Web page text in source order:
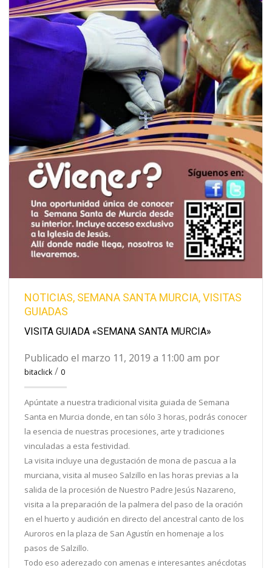
NOTICIAS, SEMANA SANTA MURCIA,VISITAS
GUIADAS
VISITA GUIADA «SEMANA SANTA MURCIA»
Publicado el marzo 11, 2019 a 11:00 am por
bitaclick / 0
Apúntate a nuestra tradicional visita guiada de Semana
Santa en Murcia donde, en tan sólo 3 horas, podrás conocer
la esencia de nuestras procesiones, arte y tradiciones
vinculadas a esta festividad.
La visita incluye una degustación de mona de pascua a la
murciana, visita al museo Salzillo en las horas previas a la
salida de la procesión de Nuestro Padre Jesús Nazareno,
visita a la preparación de la palmera del paso de la oración
en el huerto y audición en directo del ancestral canto de los
Auroros en la plaza de San Agustín en homenaje a los
pasos de Salzillo.
Todo eso aderezado con amenas e interesantes anécdotas